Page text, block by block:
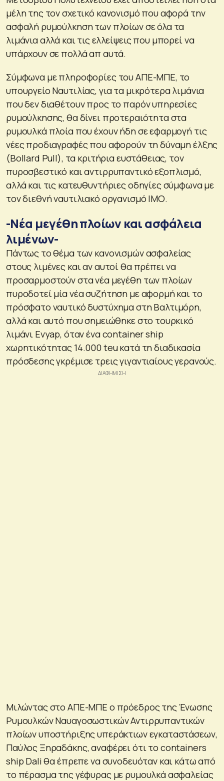
μέλη της τον σχετικό κανονισμό που αφορά την
ασφαλή ρυμούλκηση των πλοίων σε όλα τα
λιμάνια αλλά και τις ελλείψεις που μπορεί να
υπάρχουν σε πολλά απ αυτά.
Σύμφωνα με πληροφορίες του ΑΠΕ-ΜΠΕ, το
υπουργείο Ναυτιλίας, για τα μικρότερα λιμάνια
που δεν διαθέτουν προς το παρόν υπηρεσίες
ρυμούλκησης, θα δίνει προτεραιότητα στα
ρυμουλκά πλοία που έχουν ήδη σε εφαρμογή τις
νέες προδιαγραφές που αφορούν τη δύναμη έλξης
(Βollard Pull), τα κριτήρια ευστάθειας, τον
πυροσβεστικό και αντιρρυπαντικό εξοπλισμό,
αλλά και τις κατευθυντήριες οδηγίες σύμφωνα με
τον διεθνή ναυτιλιακό οργανισμό ΙΜΟ.
-Νέα μεγέθη πλοίων και ασφάλεια
λιμένων-
Πάντως το θέμα των κανονισμών ασφαλείας
στους λιμένες και αν αυτοί θα πρέπει να
προσαρμοστούν στα νέα μεγέθη των πλοίων
πυροδοτεί μία νέα συζήτηση με αφορμή και το
πρόσφατο ναυτικό δυστύχημα στη Βαλτιμόρη,
αλλά και αυτό που σημειώθηκε στο τουρκικό
λιμάνι Evyap, όταν ένα container ship
χωρητικότητας 14.000 teu κατά τη διαδικασία
πρόσδεσης γκρέμισε τρεις γιγαντιαίους γερανούς.
Μιλώντας στο ΑΠΕ-ΜΠΕ ο πρόεδρος της Ένωσης
Ρυμουλκών Ναυαγοσωστικών Αντιρρυπαντικών
πλοίων υποστήριξης υπεράκτιων εγκαταστάσεων,
Παύλος Ξηραδάκης, αναφέρει ότι το containers
ship Dali θα έπρεπε να συνοδευόταν και κάτω από
το πέρασμα της γέφυρας με ρυμουλκά ασφαλείας